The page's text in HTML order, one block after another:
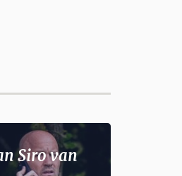
Siro van